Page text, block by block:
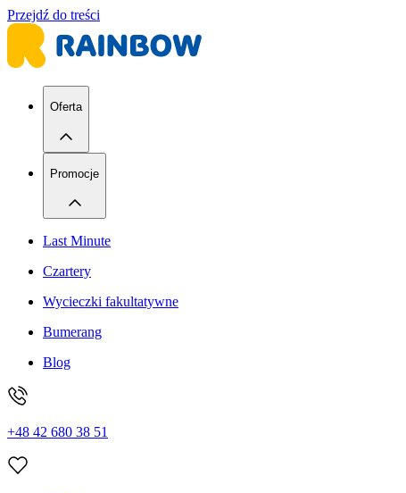
Przejdź do treści
Oferta
Promocje
Last Minute
Czartery
Wycieczki fakultatywne
Bumerang
Blog
+48 42 680 38 51